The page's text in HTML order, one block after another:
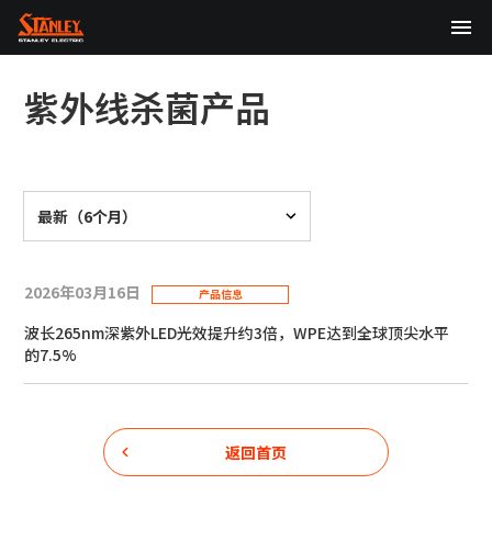
日本語 English 中文
关于我们
产品中心
技术研发
可持续发展
股东・投资者信息（English）
紫外线杀菌产品
最新（6个月）
2026年03月16日 产品信息
波长265nm深紫外LED光效提升约3倍，WPE达到全球顶尖水平
的7.5%
返回首页